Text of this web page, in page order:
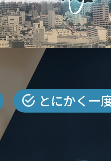
とにかく一